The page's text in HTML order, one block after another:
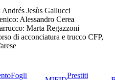
Jesùs Gallucci
Alessandro Cerea
Marta Regazzoni
di acconciatura e trucco CFP,
Fogli
Prestiti